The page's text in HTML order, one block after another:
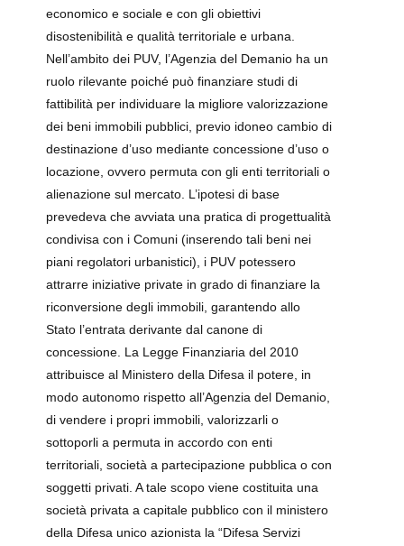
economico e sociale e con gli obiettivi
disostenibilità e qualità territoriale e urbana.
Nell’ambito dei PUV, l’Agenzia del Demanio ha un
ruolo rilevante poiché può finanziare studi di
fattibilità per individuare la migliore valorizzazione
dei beni immobili pubblici, previo idoneo cambio di
destinazione d’uso mediante concessione d’uso o
locazione, ovvero permuta con gli enti territoriali o
alienazione sul mercato. L’ipotesi di base
prevedeva che avviata una pratica di progettualità
condivisa con i Comuni (inserendo tali beni nei
piani regolatori urbanistici), i PUV potessero
attrarre iniziative private in grado di finanziare la
riconversione degli immobili, garantendo allo
Stato l’entrata derivante dal canone di
concessione. La Legge Finanziaria del 2010
attribuisce al Ministero della Difesa il potere, in
modo autonomo rispetto all’Agenzia del Demanio,
di vendere i propri immobili, valorizzarli o
sottoporli a permuta in accordo con enti
territoriali, società a partecipazione pubblica o con
soggetti privati. A tale scopo viene costituita una
società privata a capitale pubblico con il ministero
della Difesa unico azionista la “Difesa Servizi